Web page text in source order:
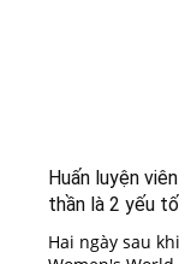
Huấn luyện
thần là 2 yếu
Hai ngày sau